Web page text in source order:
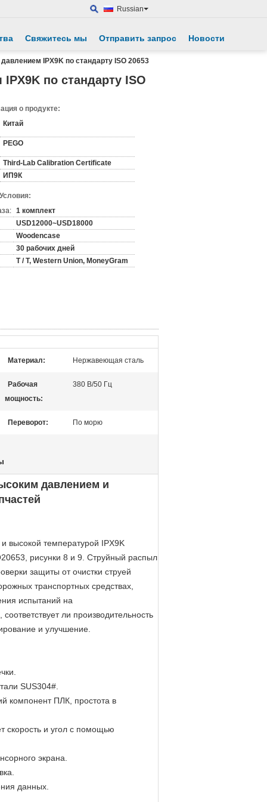
Russian
Свяжитесь мы Отправить запрос Новости
IPX9K по стандарту ISO 20653
по стандарту ISO
о продукте:
Китай
PEGO
Third-Lab Calibration Certificate
ИП9К
1 комплект
USD12000~USD18000
Woodencase
30 рабочих дней
T / T, Western Union, MoneyGram
Материал: Нержавеющая сталь
Рабочая
мощность:
380 В/50 Гц
Переворот: По морю
давлением и
высокой температурой IPX9K
рисунки 8 и 9. Струйный распыл
защиты от очистки струей
транспортных средствах,
испытаний на
ли производительность
и улучшение.
SUS304#.
компонент ПЛК, простота в
скорость и угол с помощью
экрана.
данных.